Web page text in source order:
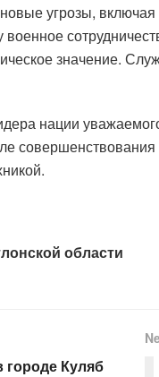
угрозы,
значение.
нации
области
Куляб